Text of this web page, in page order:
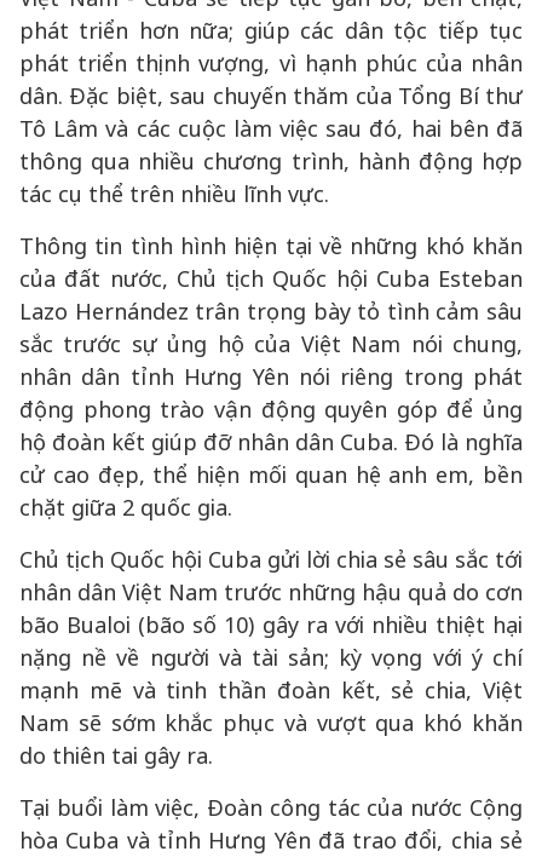
phát triển hơn nữa; giúp các dân tộc tiếp tục
phát triển thịnh vượng, vì hạnh phúc của nhân
dân. Đặc biệt, sau chuyến thăm của Tổng Bí thư
Tô Lâm và các cuộc làm việc sau đó, hai bên đã
thông qua nhiều chương trình, hành động hợp
tác cụ thể trên nhiều lĩnh vực.
Thông tin tình hình hiện tại về những khó khăn
của đất nước, Chủ tịch Quốc hội Cuba Esteban
Lazo Hernández trân trọng bày tỏ tình cảm sâu
sắc trước sự ủng hộ của Việt Nam nói chung,
nhân dân tỉnh Hưng Yên nói riêng trong phát
động phong trào vận động quyên góp để ủng
hộ đoàn kết giúp đỡ nhân dân Cuba. Đó là nghĩa
cử cao đẹp, thể hiện mối quan hệ anh em, bền
chặt giữa 2 quốc gia.
Chủ tịch Quốc hội Cuba gửi lời chia sẻ sâu sắc tới
nhân dân Việt Nam trước những hậu quả do cơn
bão Bualoi (bão số 10) gây ra với nhiều thiệt hại
nặng nề về người và tài sản; kỳ vọng với ý chí
mạnh mẽ và tinh thần đoàn kết, sẻ chia, Việt
Nam sẽ sớm khắc phục và vượt qua khó khăn
do thiên tai gây ra.
Tại buổi làm việc, Đoàn công tác của nước Cộng
hòa Cuba và tỉnh Hưng Yên đã trao đổi, chia sẻ